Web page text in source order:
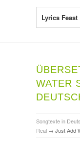
Lyrics Feast
WATER
Songtexte in
Real → Just Add